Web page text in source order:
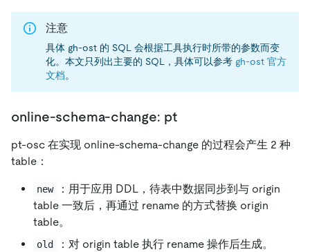
注意
具体 gh-ost 的 SQL 会根据工具执行时所带的参数而变
化。本文只列出主要的 SQL，具体可以参考 gh-ost 官方
文档。
online-schema-change: pt
pt-osc 在实现 online-schema-change 的过程会产生 2 种
table：
new
：用于应用 DDL，待表中数据同步到与 origin
table 一致后，再通过 rename 的方式替换 origin
table。
old
：对 origin table 执行 rename 操作后生成。